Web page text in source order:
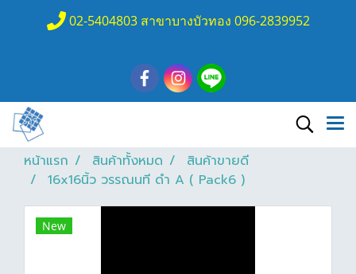
02-5404803 สาขาบางบัวทอง 096-2839952
หน้าแรก สินค้าทั้งหมด
สินค้าขายดี
16x16นิ้ว วรรณนที ดำ A ( Pack6 )
New